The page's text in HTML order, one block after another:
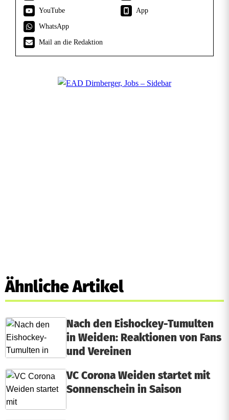
YouTube
App
WhatsApp
Mail an die Redaktion
Ähnliche Artikel
Nach den Eishockey-Tumulten
in Weiden: Reaktionen von Fans
und Vereinen
VC Corona Weiden startet mit
Sonnenschein in Saison